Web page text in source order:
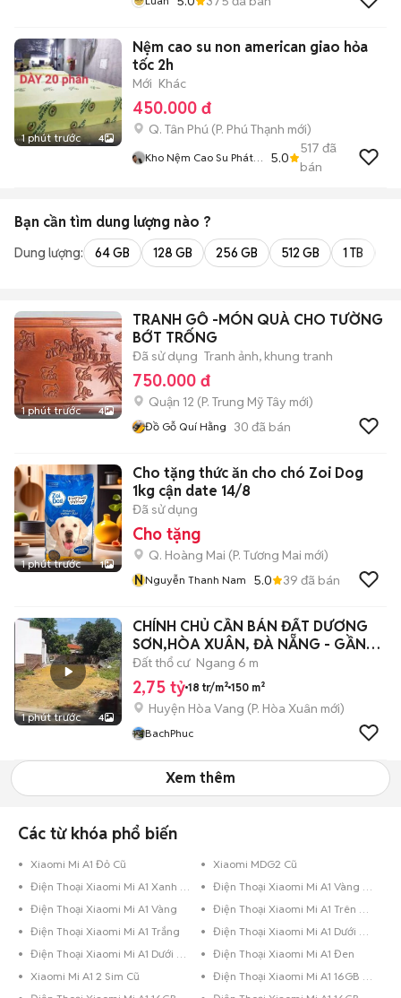
1 phút trước 4
Nệm cao su non american giao hỏa
tốc 2h
Mới Khác
450.000 đ
Q. Tân Phú (P. Phú Thạnh mới)
Kho Nệm Cao Su Phát
5.0
517 đã
bán
Bạn cần tìm dung lượng nào ?
Dung lượng: 64 GB 128 GB 256 GB 512 GB 1 TB
1 phút trước 4
TRANH GỖ -MÓN QUÀ CHO TƯỜNG
BỚT TRỐNG
Đã sử dụng Tranh ảnh, khung tranh
750.000 đ
Quận 12 (P. Trung Mỹ Tây mới)
Đồ Gỗ Quí Hằng 30 đã bán
1 phút trước 1
Cho tặng thức ăn cho chó Zoi Dog
1kg cận date 14/8
Đã sử dụng
Cho tặng
Q. Hoàng Mai (P. Tương Mai mới)
NNguyễn Thanh Nam 5.0 39 đã bán
1 phút trước 4
CHÍNH CHỦ CẦN BÁN ĐẤT DƯƠNG
SƠN,HÒA XUÂN, ĐÀ NẴNG - GẦN
CHỢ LỆ TRẠCH
Đất thổ cư Ngang 6 m
2,75 tỷ 18 tr/m² 150 m²
Huyện Hòa Vang (P. Hòa Xuân mới)
BachPhuc
Xem thêm
Các từ khóa phổ biến
Xiaomi Mi A1 Đỏ Cũ
Xiaomi MDG2 Cũ
Điện Thoại Xiaomi Mi A1 Xanh Dương
Điện Thoại Xiaomi Mi A1 Vàng Hồng
Điện Thoại Xiaomi Mi A1 Vàng
Điện Thoại Xiaomi Mi A1 Trên 256GB Đỏ
Điện Thoại Xiaomi Mi A1 Trắng
Điện Thoại Xiaomi Mi A1 Dưới 8GB Đen Bóng
Điện Thoại Xiaomi Mi A1 Dưới 8GB Đen
Điện Thoại Xiaomi Mi A1 Đen
Xiaomi Mi A1 2 Sim Cũ
Điện Thoại Xiaomi Mi A1 16GB Vàng